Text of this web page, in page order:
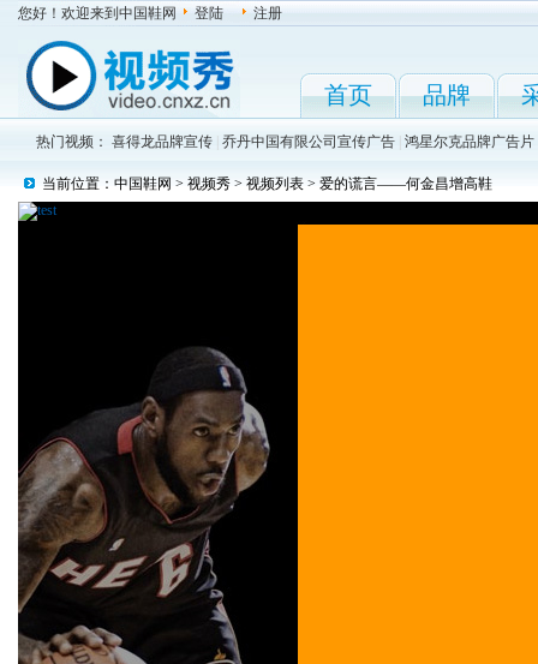
您好！欢迎来到中国鞋网 登陆 注册
首页 品牌
热门视频： 喜得龙品牌宣传 乔丹中国有限公司宣传广告 鸿星尔克品牌广告片
当前位置： 中国鞋网 > 视频秀 > 视频列表 > 爱的谎言——何金昌增高鞋